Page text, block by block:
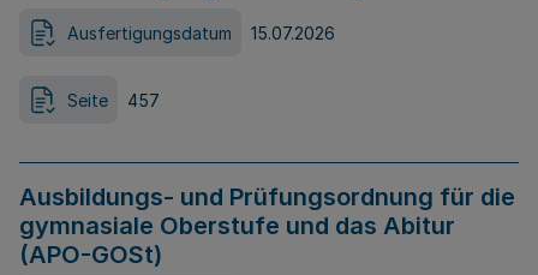
Ausfertigungsdatum 15.07.2026
Seite 457
Ausbildungs- und Prüfungsordnung für die
gymnasiale Oberstufe und das Abitur
(APO-GOSt)